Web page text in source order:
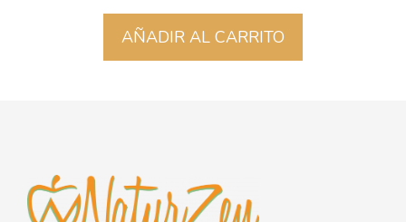
AÑADIR AL CARRITO